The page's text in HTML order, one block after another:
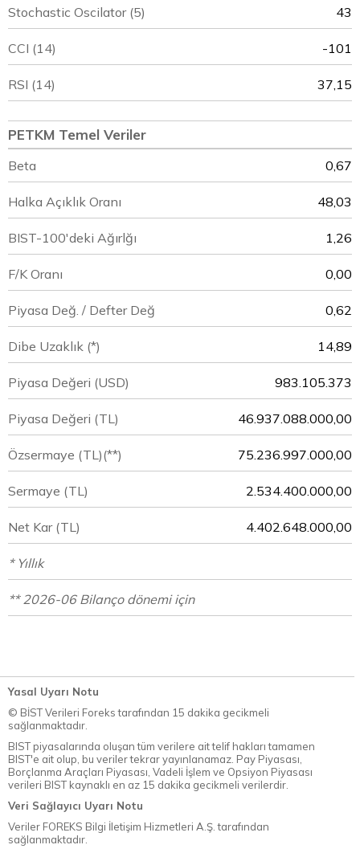
Stochastic Oscilator (5) 43
CCI (14) -101
RSI (14) 37,15
PETKM Temel Veriler
Beta 0,67
Halka Açıklık Oranı 48,03
BIST-100'deki Ağırlğı 1,26
F/K Oranı 0,00
Piyasa Değ. / Defter Değ 0,62
Dibe Uzaklık (*) 14,89
Piyasa Değeri (USD) 983.105.373
Piyasa Değeri (TL) 46.937.088.000,00
Özsermaye (TL)(**) 75.236.997.000,00
Sermaye (TL) 2.534.400.000,00
Net Kar (TL) 4.402.648.000,00
* Yıllık
** 2026-06 Bilanço dönemi için
Yasal Uyarı Notu
© BİST Verileri Foreks tarafından 15 dakika gecikmeli
sağlanmaktadır.
BIST piyasalarında oluşan tüm verilere ait telif hakları tamamen
BIST'e ait olup, bu veriler tekrar yayınlanamaz. Pay Piyasası,
Borçlanma Araçları Piyasası, Vadeli İşlem ve Opsiyon Piyasası
verileri BIST kaynaklı en az 15 dakika gecikmeli verilerdir.
Veri Sağlayıcı Uyarı Notu
Veriler FOREKS Bilgi İletişim Hizmetleri A.Ş. tarafından
sağlanmaktadır.